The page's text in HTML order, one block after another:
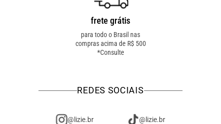
frete grátis
para todo o Brasil nas
compras acima de R$ 500
*Consulte
REDES SOCIAIS
@lizie.br @lizie.br